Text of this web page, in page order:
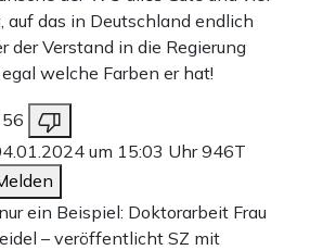
auf das in Deutschland endlich
der Verstand in die Regierung
welche Farben er hat!
56
um 15:03 Uhr946T
ein Beispiel: Doktorarbeit Frau
– veröffentlicht SZ mit